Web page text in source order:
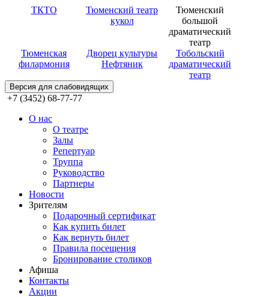
ТКТО
Тюменский театр
кукол
Тюменский
большой
драматический
театр
Тюменская
филармония
Дворец культуры
Нефтяник
Тобольский
драматический
театр
Версия для слабовидящих
+7 (3452) 68-77-77
О нас
О театре
Залы
Репертуар
Труппа
Руководство
Партнеры
Новости
Зрителям
Подарочный сертификат
Как купить билет
Как вернуть билет
Правила посещения
Бронирование столиков
Афиша
Контакты
Акции